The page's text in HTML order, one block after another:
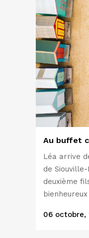
Au buffet
Léa arrive
de
deuxième
06 octobre,